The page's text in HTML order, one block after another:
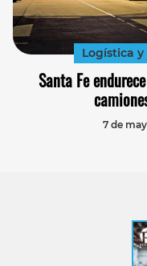
Logística
Santa Fe
7 de